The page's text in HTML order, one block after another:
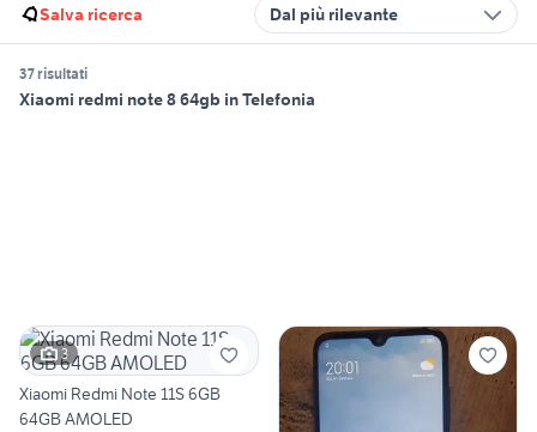
Salva ricerca Dal più rilevante
37 risultati
Xiaomi redmi note 8 64gb in Telefonia
3
Xiaomi Redmi Note 11S 6GB
64GB AMOLED